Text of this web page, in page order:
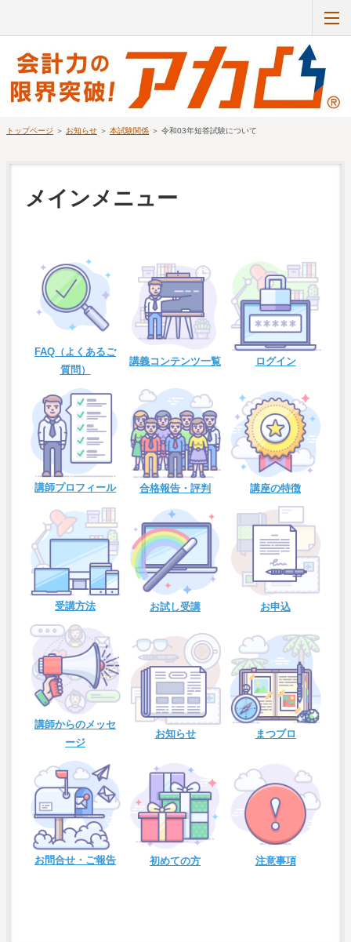
ホーム
トップページ ＞ お知らせ ＞ 本試験関係 ＞ 令和03年短答試験について
メインメニュー
FAQ（よくあるご
質問）
講義コンテンツ一覧 ログイン
講師プロフィール 合格報告・評判 講座の特徴
受講方法 お試し受講 お申込
講師からのメッセ
ージ
お知らせ まつブロ
お問合せ・ご報告 初めての方 注意事項